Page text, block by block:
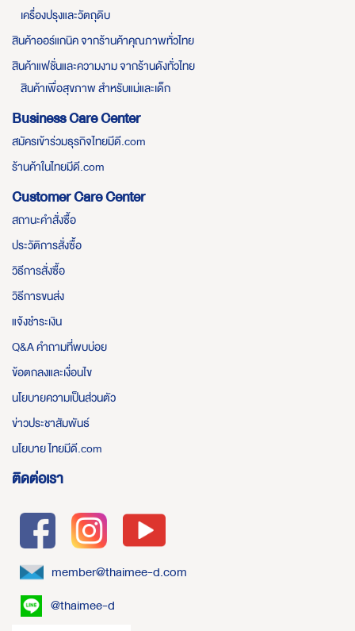
เครื่องปรุงและวัตถุดิบ
สินค้าออร์แกนิค จากร้านค้าคุณภาพทั่วไทย
สินค้าแฟชั่นและความงาม จากร้านดังทั่วไทย
สินค้าเพื่อสุขภาพ สำหรับแม่และเด็ก
Business Care Center
สมัครเข้าร่วมธุรกิจไทยมีดี.com
ร้านค้าในไทยมีดี.com
Customer Care Center
สถานะคำสั่งซื้อ
ประวัติการสั่งซื้อ
วิธีการสั่งซื้อ
วิธีการขนส่ง
แจ้งชำระเงิน
Q&A คำถามที่พบบ่อย
ข้อตกลงและเงื่อนไข
นโยบายความเป็นส่วนตัว
ข่าวประชาสัมพันธ์
นโยบาย ไทยมีดี.com
ติดต่อเรา
member@thaimee-d.com
@thaimee-d